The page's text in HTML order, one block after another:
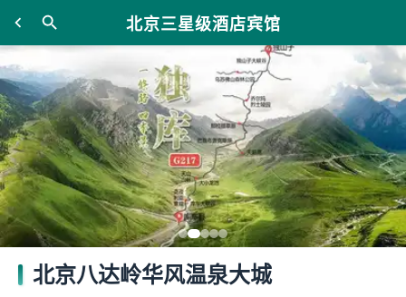
北京三星级酒店宾馆
北京八达岭华风温泉大城